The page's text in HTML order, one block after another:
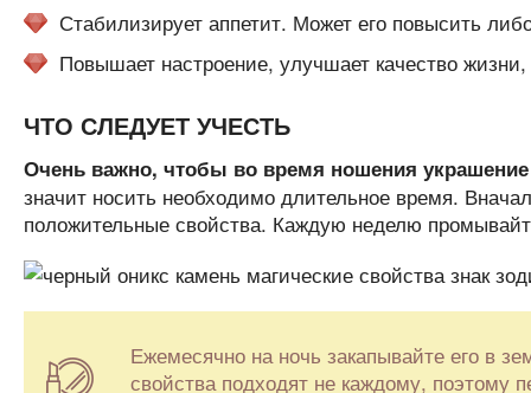
Стабилизирует аппетит. Может его повысить
Повышает настроение, улучшает качество
ЧТО СЛЕДУЕТ УЧЕСТЬ
Очень важно, чтобы во время ношения украшение
значит носить необходимо длительное время.
положительные свойства. Каждую неделю
Ежемесячно на ночь закапывайте его в
свойства подходят не каждому, поэтому